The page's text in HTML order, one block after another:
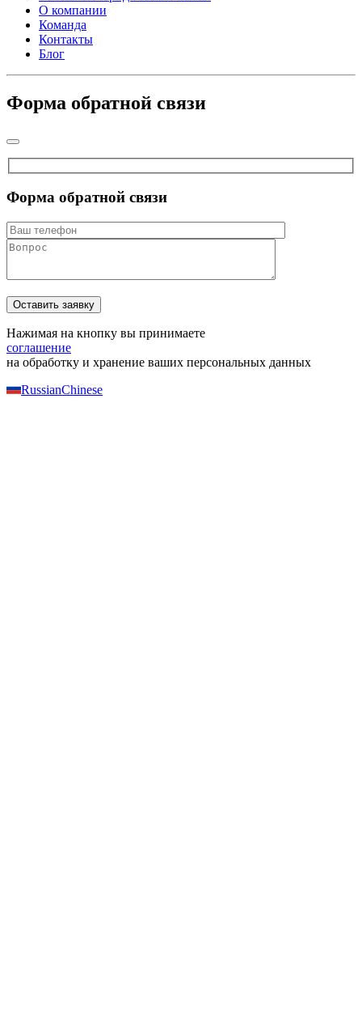
О компании
Команда
Контакты
Блог
Форма обратной связи
Форма обратной связи
Нажимая на кнопку вы принимаете
соглашение
на обработку и хранение ваших персональных данных
RussianChinese